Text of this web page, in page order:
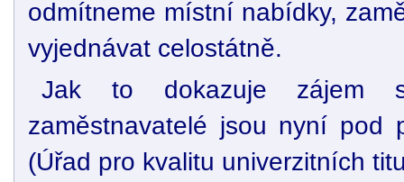
odmítneme místní nabídky,
vyjednávat celostátně.
Jak to dokazuje zájem
zaměstnavatelé jsou nyní pod
(Úřad pro kvalitu univerzitních